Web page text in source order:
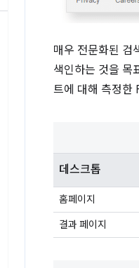
매우 전문화된
색인하는 것을 목
트에 대해 측정한
데스크톱
홈페이지
결과 페이지